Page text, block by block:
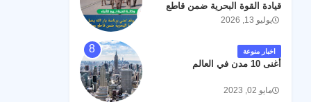
قيادة القوة البحرية ضمن قاطع
عمليات البصرة .
يوليو 13, 2026
اخبار منوعة
أغنى 10 مدن في العالم
مايو 02, 2023